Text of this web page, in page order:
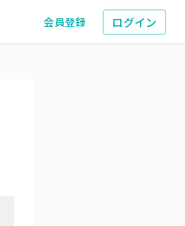
会員登録 ログイン